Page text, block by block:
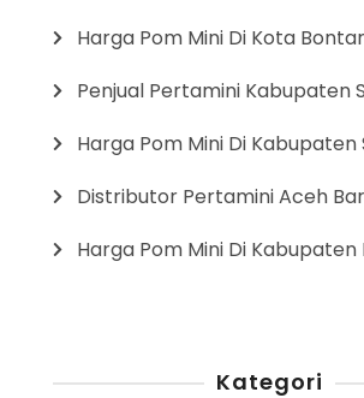
Harga Pom Mini Di Kota
Penjual Pertamini Kabupaten
Harga Pom Mini Di
Distributor Pertamini Aceh
Harga Pom Mini Di Kabupaten
Kategori